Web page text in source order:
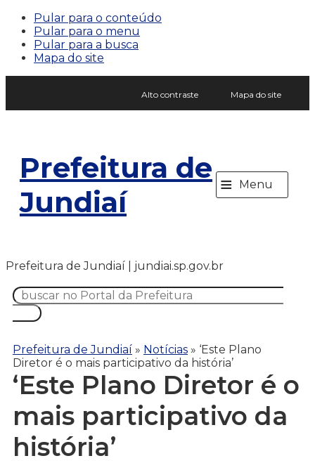
Pular para o conteúdo
Pular para o menu
Pular para a busca
Mapa do site
Alto contraste Mapa do site
Prefeitura de
Jundiaí
≡ Menu
Prefeitura de Jundiaí | jundiai.sp.gov.br
Prefeitura de Jundiaí » Notícias » ‘Este Plano
Diretor é o mais participativo da história’
‘Este Plano Diretor é o
mais participativo da
história’